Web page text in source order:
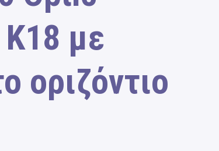
με
οριζόντιο